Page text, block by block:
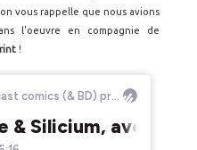
vous rappelle que nous avions
l'oeuvre en compagnie de
!